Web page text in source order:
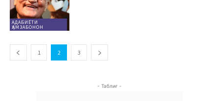
АДАБИЁТИ
ҲАМЗАБОНОН
1 2 3
- Таблиғ -